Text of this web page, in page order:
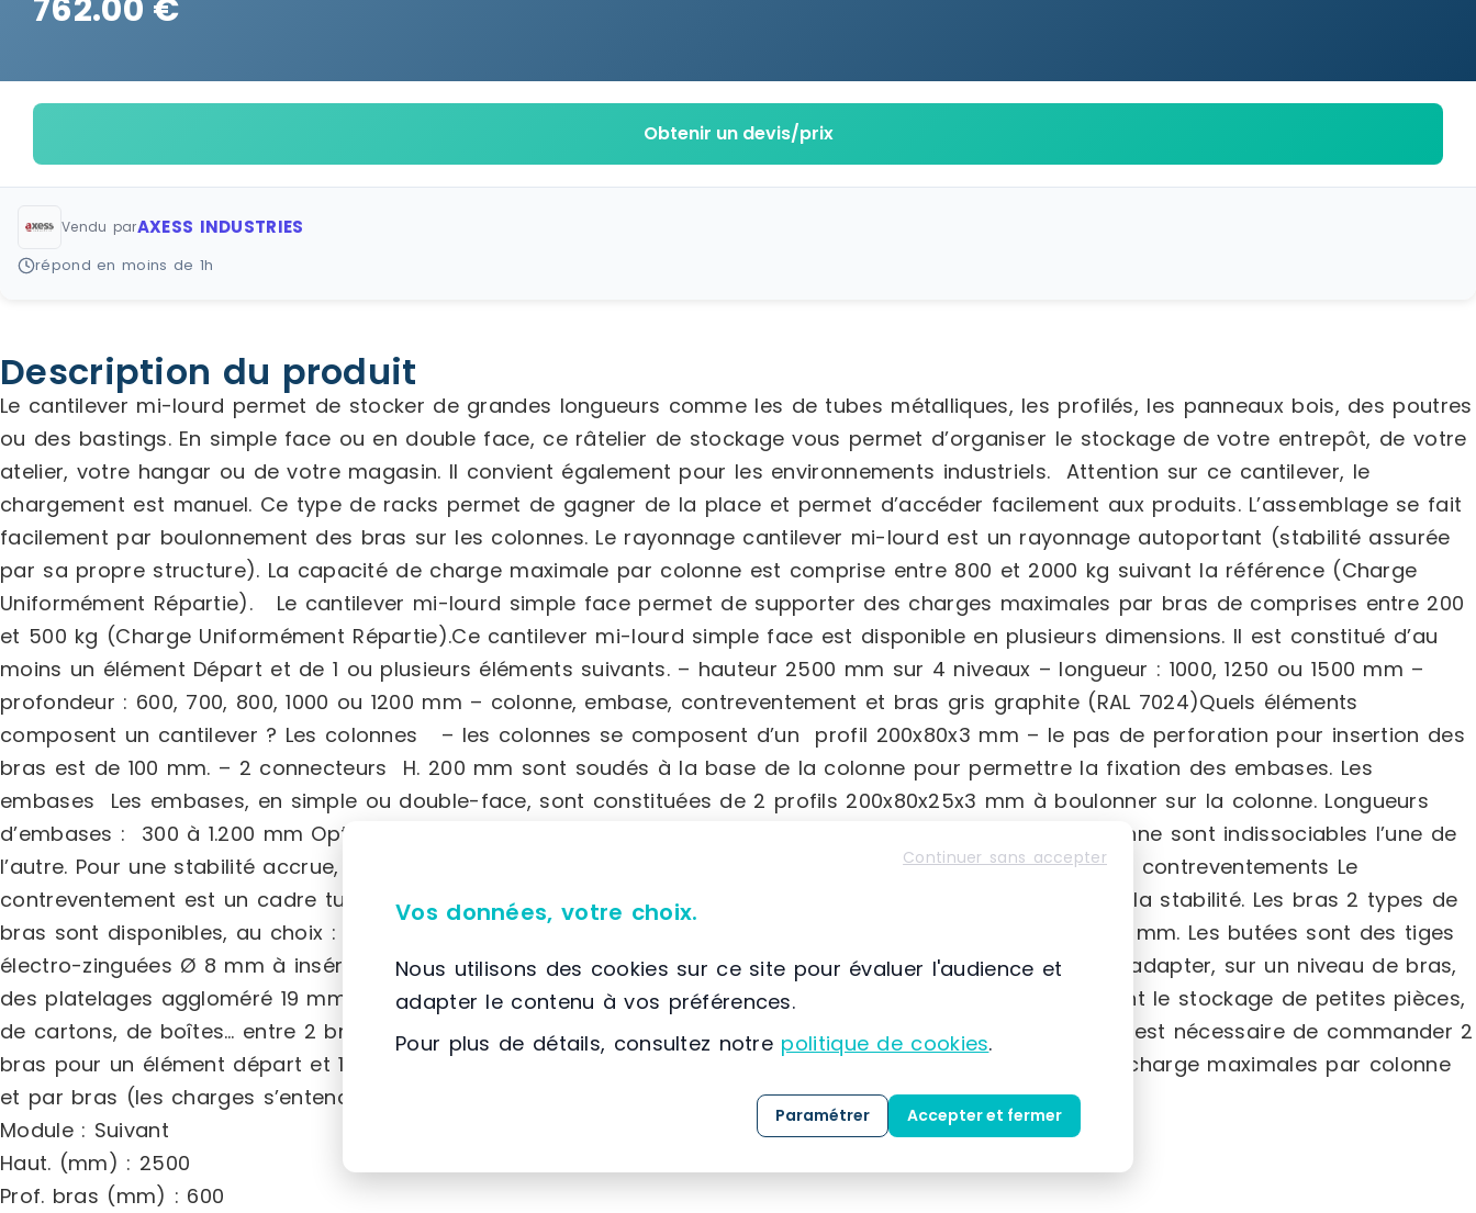
762.00 €
Obtenir un devis/prix
Vendu parAXESS INDUSTRIES
répond en moins de 1h
Description du produit
Le cantilever mi-lourd permet de stocker de grandes longueurs comme les de tubes métalliques, les profilés, les panneaux bois, des poutres
ou des bastings. En simple face ou en double face, ce râtelier de stockage vous permet d’organiser le stockage de votre entrepôt, de votre
atelier, votre hangar ou de votre magasin. Il convient également pour les environnements industriels. Attention sur ce cantilever, le
chargement est manuel. Ce type de racks permet de gagner de la place et permet d’accéder facilement aux produits. L’assemblage se fait
facilement par boulonnement des bras sur les colonnes. Le rayonnage cantilever mi-lourd est un rayonnage autoportant (stabilité assurée
par sa propre structure). La capacité de charge maximale par colonne est comprise entre 800 et 2000 kg suivant la référence (Charge
Uniformément Répartie). Le cantilever mi-lourd simple face permet de supporter des charges maximales par bras de comprises entre 200
et 500 kg (Charge Uniformément Répartie).Ce cantilever mi-lourd simple face est disponible en plusieurs dimensions. Il est constitué d’au
moins un élément Départ et de 1 ou plusieurs éléments suivants. – hauteur 2500 mm sur 4 niveaux – longueur : 1000, 1250 ou 1500 mm –
profondeur : 600, 700, 800, 1000 ou 1200 mm – colonne, embase, contreventement et bras gris graphite (RAL 7024)Quels éléments
composent un cantilever ? Les colonnes – les colonnes se composent d’un profil 200x80x3 mm – le pas de perforation pour insertion des
bras est de 100 mm. – 2 connecteurs H. 200 mm sont soudés à la base de la colonne pour permettre la fixation des embases. Les
embases Les embases, en simple ou double-face, sont constituées de 2 profils 200x80x25x3 mm à boulonner sur la colonne. Longueurs
d’embases : 300 à 1.200 mm Option : butée fixe ou amovible directement sur l’embase. L’embase et la colonne sont indissociables l’une de
l’autre. Pour une stabilité accrue, l’embase doit toujours être de longueur supérieure au bras le plus long. Les contreventements Le
contreventement est un cadre tubulaire soudé à boulonner entre 2 colonnes pour maintenir l’écartement et la stabilité. Les bras 2 types de
bras sont disponibles, au choix : bras standard avec bouchon plastique ou bras avec butée amovible H. 100 mm. Les butées sont des tiges
électro-zinguées Ø 8 mm à insérer dans les perforations en extrémité de bras.Option platelage Possibilité d’adapter, sur un niveau de bras,
des platelages aggloméré 19 mm ou mélaminé blanc 19 mm posés sur 2 traverses. Les platelages permettent le stockage de petites pièces,
de cartons, de boîtes… entre 2 bras.Option bras supplémentaire Pour l’ajout d’un élément supplémentaire, il est nécessaire de commander 2
bras pour un élément départ et 1 bras pour l’élément suivant. Attention à toujours respecter la capacité de charge maximales par colonne
et par bras (les charges s’entendent uniformément réparties).
Module : Suivant
Haut. (mm) : 2500
Prof. bras (mm) : 600
Continuer sans accepter
Vos données, votre choix.
Nous utilisons des cookies sur ce site pour évaluer l'audience et
adapter le contenu à vos préférences.
Pour plus de détails, consultez notre politique de cookies.
Paramétrer Accepter et fermer